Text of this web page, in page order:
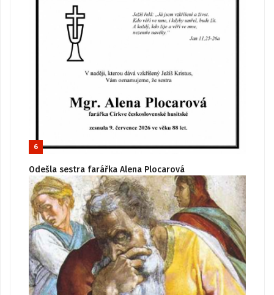
6
Odešla sestra farářka Alena Plocarová